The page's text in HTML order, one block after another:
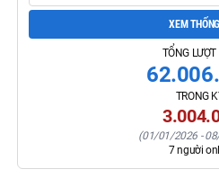
XEM
TỔNG
TRONG
(01/01/2026 -
7người